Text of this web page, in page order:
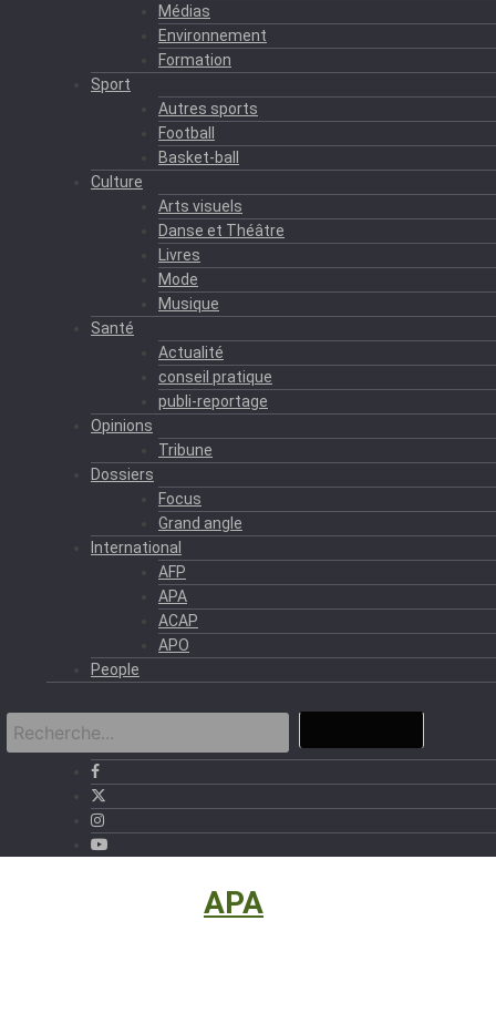
Médias
Environnement
Formation
Sport
Autres sports
Football
Basket-ball
Culture
Arts visuels
Danse et Théâtre
Livres
Mode
Musique
Santé
Actualité
conseil pratique
publi-reportage
Opinions
Tribune
Dossiers
Focus
Grand angle
International
AFP
APA
ACAP
APO
People
APA